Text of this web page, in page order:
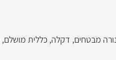
מבטחים, דקלה, כללית מושלם,